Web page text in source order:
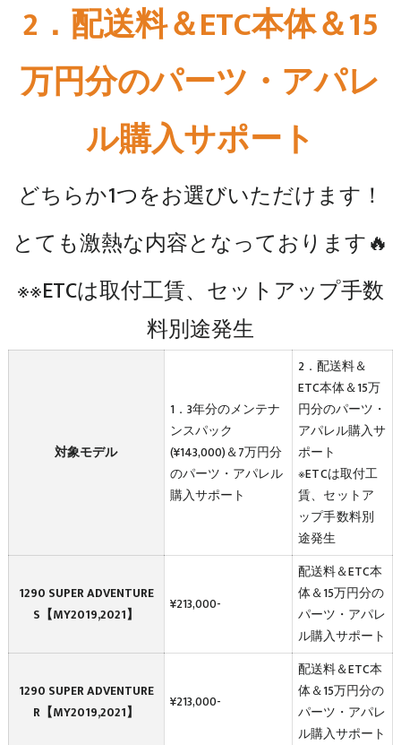
2．配送料＆ETC本体＆15
万円分のパーツ・アパレ
ル購入サポート
どちらか1つをお選びいただけます！
とても激熱な内容となっております🔥
※※ETCは取付工賃、セットアップ手数
料別途発生
対象モデル
1．3年分のメンテナ
ンスパック
(¥143,000)＆7万円分
のパーツ・アパレル
購入サポート
2．配送料＆
ETC本体＆15万
円分のパーツ・
アパレル購入サ
ポート
※ETCは取付工
賃、セットア
ップ手数料別
途発生
1290 SUPER ADVENTURE
S【MY2019,2021】
¥213,000-
配送料＆ETC本
体＆15万円分の
パーツ・アパレ
ル購入サポート
1290 SUPER ADVENTURE
R【MY2019,2021】
¥213,000-
配送料＆ETC本
体＆15万円分の
パーツ・アパレ
ル購入サポート